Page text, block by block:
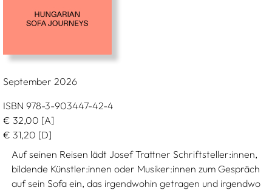
September 2026
ISBN 978-3-903447-42-4
€ 32,00 [A]
€ 31,20 [D]
Auf seinen Reisen lädt Josef Trattner Schriftsteller:innen,
bildende Künstler:innen oder Musiker:innen zum Gespräch
auf sein Sofa ein, das irgendwohin getragen und irgendwo